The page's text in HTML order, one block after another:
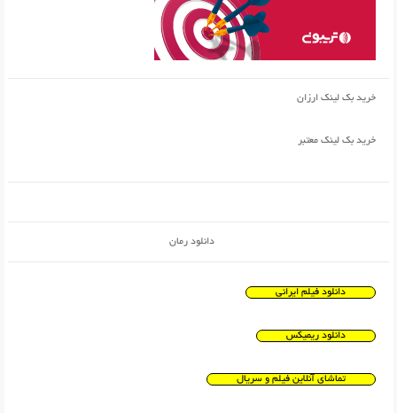
خرید بک لینک ارزان
خرید بک لینک معتبر
دانلود رمان
دانلود فیلم ایرانی
دانلود ریمیکس
تماشای آنلاین فیلم و سریال